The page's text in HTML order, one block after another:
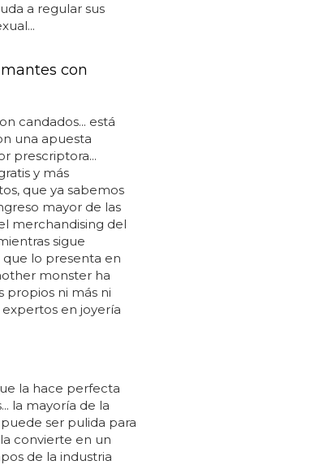
a regular sus
con
candados... está
una apuesta
prescriptora...
y más
que ya sabemos
mayor de las
merchandising del
sigue
que lo presenta en
monster ha
propios ni más ni
en joyería
la hace perfecta
la mayoría de la
ser pulida para
convierte en un
de la industria